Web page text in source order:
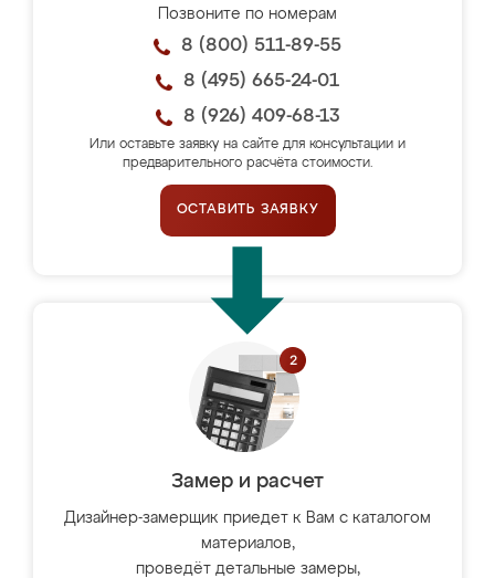
Позвоните по номерам
8 (800) 511-89-55
8 (495) 665-24-01
8 (926) 409-68-13
Или оставьте заявку на сайте для консультации и
предварительного расчёта стоимости.
ОСТАВИТЬ ЗАЯВКУ
Замер и расчет
Дизайнер-замерщик приедет к Вам с каталогом
материалов,
проведёт детальные замеры,